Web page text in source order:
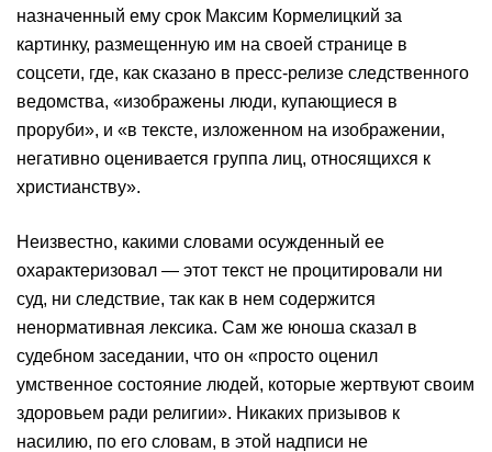
назначенный ему срок Максим Кормелицкий за
картинку, размещенную им на своей странице в
соцсети, где, как сказано в пресс-релизе следственного
ведомства, «изображены люди, купающиеся в
проруби», и «в тексте, изложенном на изображении,
негативно оценивается группа лиц, относящихся к
христианству».
Неизвестно, какими словами осужденный ее
охарактеризовал — этот текст не процитировали ни
суд, ни следствие, так как в нем содержится
ненормативная лексика. Сам же юноша сказал в
судебном заседании, что он «просто оценил
умственное состояние людей, которые жертвуют своим
здоровьем ради религии». Никаких призывов к
насилию, по его словам, в этой надписи не